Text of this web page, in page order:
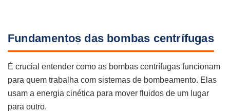
Fundamentos das bombas centrífugas
É crucial entender como as bombas centrífugas funcionam
para quem trabalha com sistemas de bombeamento. Elas
usam a energia cinética para mover fluidos de um lugar
para outro.